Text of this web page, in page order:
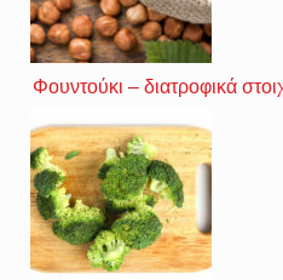
Φουντούκι – διατροφικά